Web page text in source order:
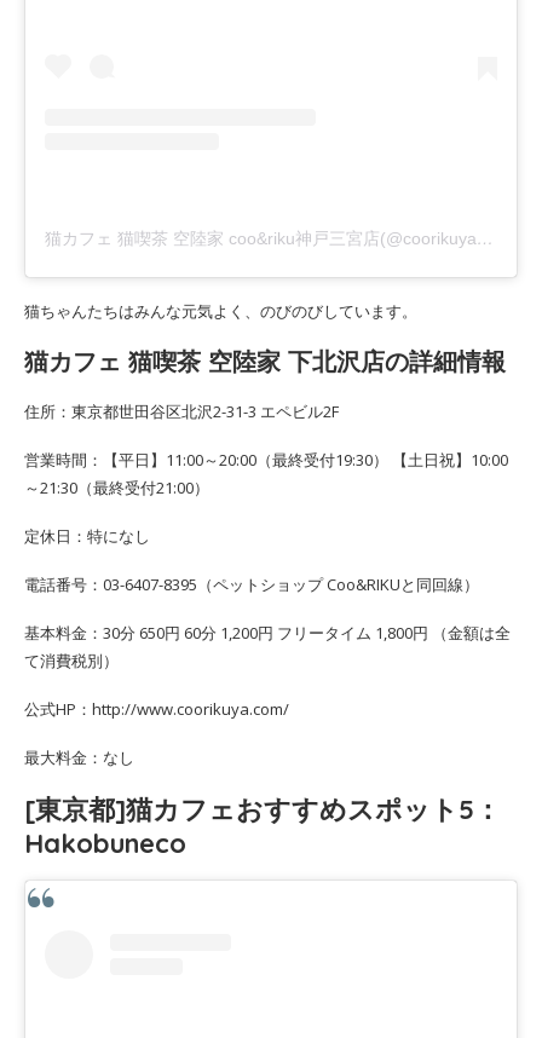
猫カフェ 猫喫茶 空陸家 coo&riku神戸三宮店(@coorikuya_nekocafe_sannomiya)がシェアした投稿
猫ちゃんたちはみんな元気よく、のびのびしています。
猫カフェ 猫喫茶 空陸家 下北沢店の詳細情報
住所：東京都世田谷区北沢2-31-3 エペビル2F
営業時間：【平日】11:00～20:00（最終受付19:30） 【土日祝】10:00
～21:30（最終受付21:00）
定休日：特になし
電話番号：03-6407-8395（ペットショップ Coo&RIKUと同回線）
基本料金：30分 650円 60分 1,200円 フリータイム 1,800円 （金額は全
て消費税別）
公式HP：http://www.coorikuya.com/
最大料金：なし
[東京都]猫カフェおすすめスポット5：
Hakobuneco